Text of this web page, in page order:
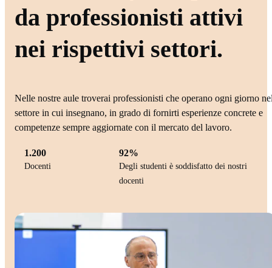
da professionisti attivi
nei rispettivi settori.
Nelle nostre aule troverai professionisti che operano ogni giorno
settore in cui insegnano, in grado di fornirti esperienze concrete e
competenze sempre aggiornate con il mercato del lavoro.
1.200
Docenti
92%
Degli studenti è soddisfatto dei nostri
docenti